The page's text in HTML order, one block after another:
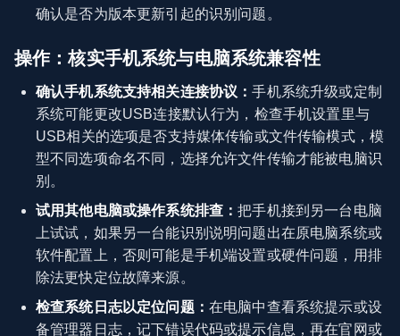
确认是否为版本更新引起的识别问题。
操作：核实手机系统与电脑系统兼容性
确认手机系统支持相关连接协议：手机系统升级或定制
系统可能更改USB连接默认行为，检查手机设置里与
USB相关的选项是否支持媒体传输或文件传输模式，模
型不同选项命名不同，选择允许文件传输才能被电脑识
别。
试用其他电脑或操作系统排查：把手机接到另一台电脑
上试试，如果另一台能识别说明问题出在原电脑系统或
软件配置上，否则可能是手机端设置或硬件问题，用排
除法更快定位故障来源。
检查系统日志以定位问题： 在电脑中查看系统提示或设
备管理器日志，记下错误代码或提示信息，再在官网或